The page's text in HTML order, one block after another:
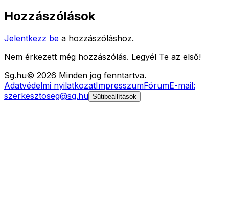
Hozzászólások
Jelentkezz be a hozzászóláshoz.
Nem érkezett még hozzászólás. Legyél Te az első!
Sg.hu© 2026 Minden jog fenntartva.
Adatvédelmi nyilatkozatImpresszumFórumE-mail:
szerkesztoseg@sg.hu Sütibeállítások